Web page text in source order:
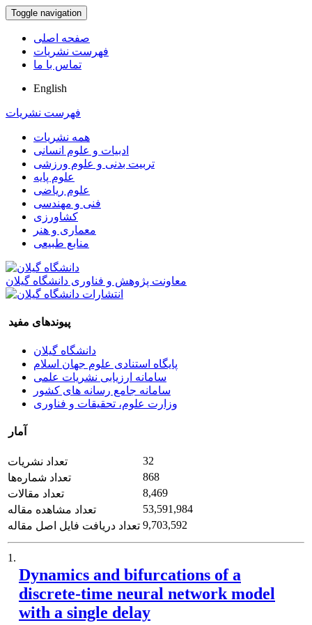
Toggle navigation
صفحه اصلی
فهرست نشریات
تماس با ما
English
فهرست نشریات
همه نشریات
ادبیات و علوم انسانی
تربیت بدنی و علوم ورزشی
علوم پایه
علوم ریاضی
فنی و مهندسی
کشاورزی
معماری و هنر
منابع طبیعی
معاونت پژوهش و فناوری دانشگاه گیلان
پیوندهای مفید
دانشگاه گیلان
پایگاه استنادی علوم جهان اسلام
سامانه ارزیابی نشریات علمی
سامانه جامع رسانه های کشور
وزارت علوم، تحقیقات و فناوری
آمار
تعداد نشریات
32
تعداد شماره‌ها
868
تعداد مقالات
8,469
تعداد مشاهده مقاله
53,591,984
تعداد دریافت فایل اصل مقاله 9,703,592
1.
Dynamics and bifurcations of a
discrete-time neural network model
with a single delay